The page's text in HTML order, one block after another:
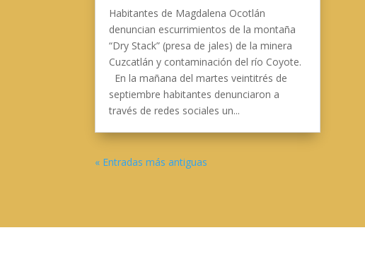
Habitantes de Magdalena Ocotlán
denuncian escurrimientos de la montaña
“Dry Stack” (presa de jales) de la minera
Cuzcatlán y contaminación del río Coyote.
En la mañana del martes veintitrés de
septiembre habitantes denunciaron a
través de redes sociales un...
« Entradas más antiguas